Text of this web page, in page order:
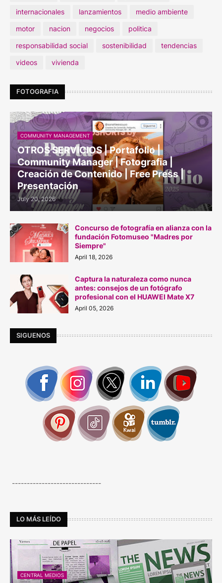
internacionales
lanzamientos
medio ambiente
motor
nacion negocios
politica
responsabilidad social
sostenibilidad
tendencias
videos
vivienda
FOTOGRAFIA
COMMUNITY MANAGEMENT
OTROS SERVICIOS | Portafolio |
Community Manager | Fotografia |
Creación de Contenido | Free Press |
Presentación
July 20, 2026
Concurso de fotografía en alianza con la
fundación Fotomuseo "Madres por
Siempre"
April 18, 2026
Captura la naturaleza como nunca
antes: consejos de un fotógrafo
profesional con el HUAWEI Mate X7
April 05, 2026
SIGUENOS
------------------------------
LO MÁS LEÍDO
CENTRAL MEDIOS